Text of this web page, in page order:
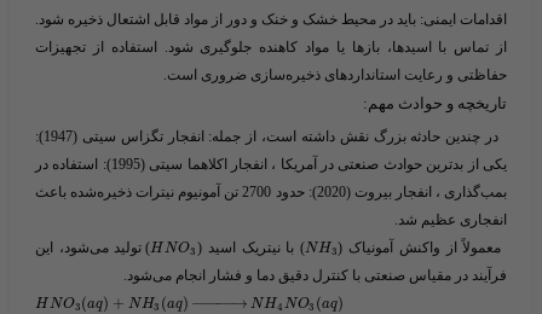
اقدامات ایمنی: باید در محیط خشک و خنک و دور از مواد قابل اشتعال ذخیره شود.
از تماس با اسیدها، بازها یا مواد کاهنده جلوگیری شود. استفاده از تجهیزات
حفاظتی و رعایت استانداردهای ذخیره‌سازی ضروری است.
تاریخچه و حوادث مهم:
در چندین حادثه بزرگ نقش داشته است، از جمله: انفجار تگزاس سیتی (1947):
یکی از بدترین حوادث صنعتی در آمریکا ، انفجار اکلاهما سیتی (1995): استفاده در
بمب‌گذاری ، انفجار بیروت (2020): حدود 2700 تن آمونیوم نیترات ذخیره‌شده باعث
انفجاری عظیم شد.
معمولاً از واکنش آمونیاک (​
NH3 ​) با نیتریک اسید (​ HNO3
​) تولید می‌شود، این
فرآیند در مقیاس صنعتی با کنترل دقیق دما و فشار انجام می‌شود.
HNO3 (aq) + NH3 (aq) − →
−−−− NH4 NO3 (aq)